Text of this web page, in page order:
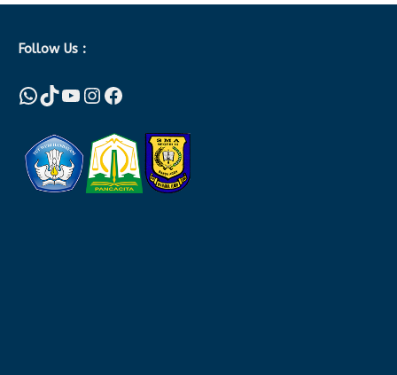
Follow Us :
WhatsApp
TikTok
YouTube
Instagram
Facebook